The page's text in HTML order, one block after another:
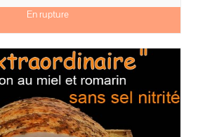
En rupture